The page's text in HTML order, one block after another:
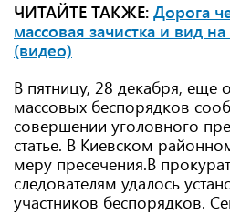
ЧИТАЙТЕ ТАКЖЕ: Дорога
массовая зачистка и вид
(видео)
В пятницу, 28 декабря, еще
массовых беспорядков
совершении уголовного
статье. В Киевском
меру пресечения.В
следователям удалось
участников беспорядков.